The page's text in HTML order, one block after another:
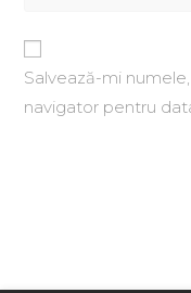
Salvează-mi
navigator pentru